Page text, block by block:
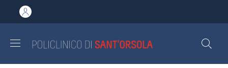
al contenuto principale
to footer content